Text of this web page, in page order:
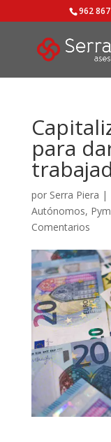
962
para
por Serra Piera |
Autónomos,
Comentarios